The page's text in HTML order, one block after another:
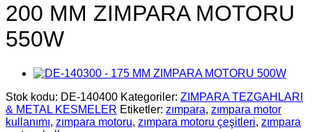
200 MM ZIMPARA MOTORU
550W
Stok kodu: DE-140400 Kategoriler: ZIMPARA TEZGAHLARI
& METAL KESMELER Etiketler: zımpara, zımpara motor
kullanımı, zımpara motoru, zımpara motoru çeşitleri, zımpara